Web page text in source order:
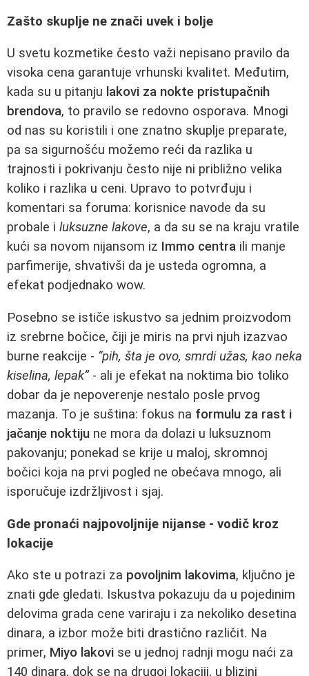
Zašto skuplje ne znači uvek i bolje
U svetu kozmetike često važi nepisano pravilo da
visoka cena garantuje vrhunski kvalitet. Međutim,
kada su u pitanju lakovi za nokte pristupačnih
brendova, to pravilo se redovno osporava. Mnogi
od nas su koristili i one znatno skuplje preparate,
pa sa sigurnošću možemo reći da razlika u
trajnosti i pokrivanju često nije ni približno velika
koliko i razlika u ceni. Upravo to potvrđuju i
komentari sa foruma: korisnice navode da su
probale i luksuzne lakove, a da su se na kraju vratile
kući sa novom nijansom iz Immo centra ili manje
parfimerije, shvativši da je usteda ogromna, a
efekat podjednako wow.
Posebno se ističe iskustvo sa jednim proizvodom
iz srebrne bočice, čiji je miris na prvi njuh izazvao
burne reakcije - “pih, šta je ovo, smrdi užas, kao neka
kiselina, lepak”- ali je efekat na noktima bio toliko
dobar da je nepoverenje nestalo posle prvog
mazanja. To je suština: fokus na formulu za rast i
jačanje noktiju ne mora da dolazi u luksuznom
pakovanju; ponekad se krije u maloj, skromnoj
bočici koja na prvi pogled ne obećava mnogo, ali
isporučuje izdržljivost i sjaj.
Gde pronaći najpovoljnije nijanse - vodič kroz
lokacije
Ako ste u potrazi za povoljnim lakovima, ključno je
znati gde gledati. Iskustva pokazuju da u pojedinim
delovima grada cene variraju i za nekoliko desetina
dinara, a izbor može biti drastično različit. Na
primer, Miyo lakovi se u jednoj radnji mogu naći za
140 dinara, dok se na drugoj lokaciji, u blizini